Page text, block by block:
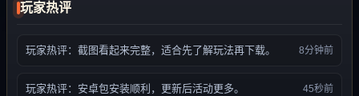
玩家热评
玩家热评：截图看起来完整，适合先了解玩法再下载。 8分钟前
玩家热评：安卓包安装顺利，更新后活动更多。 45秒前